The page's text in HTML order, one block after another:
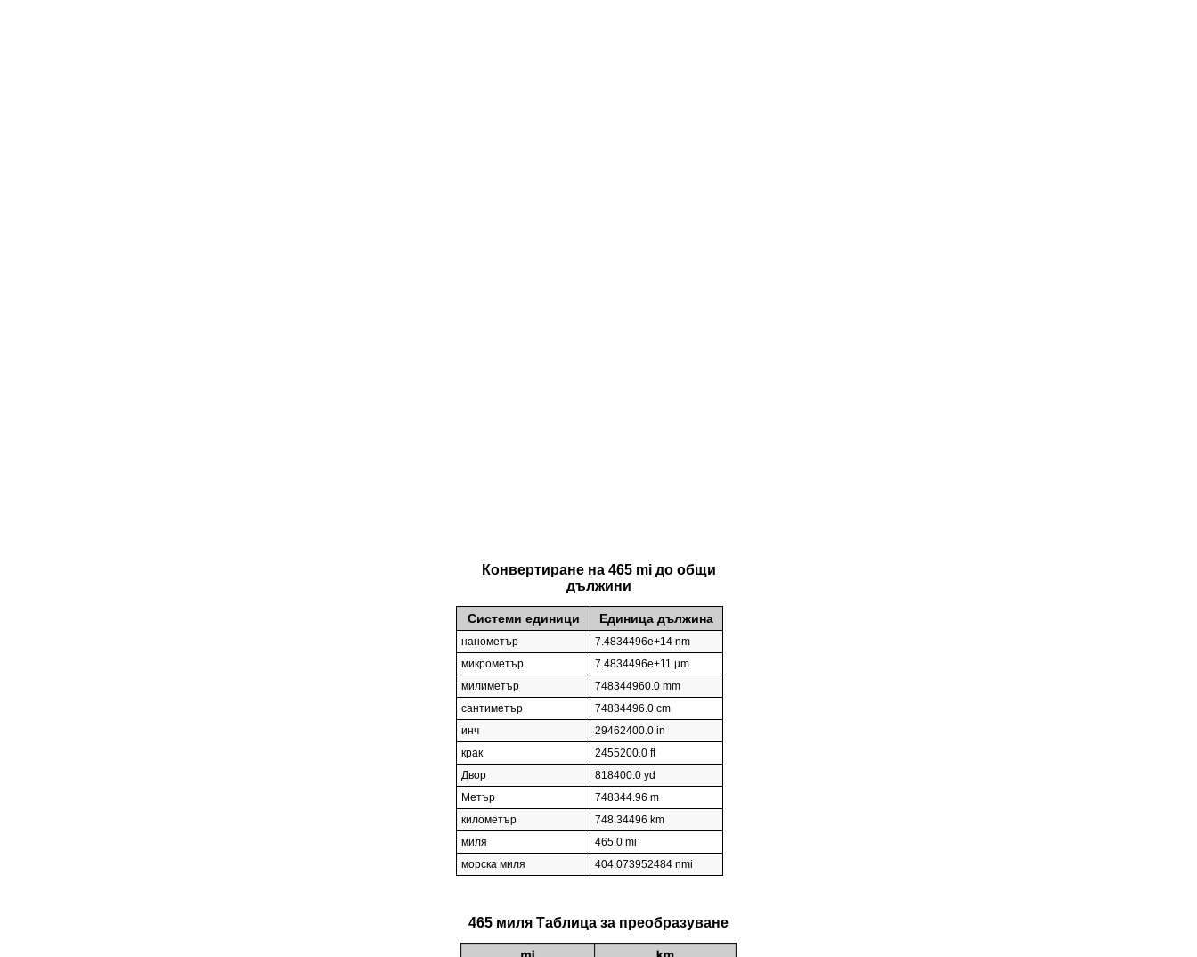
Конвертиране на 465 mi до общи
дължини
Системи единици Единица дължина
нанометър
7.4834496e+14 nm
микрометър
7.4834496e+11 µm
милиметър
748344960.0 mm
сантиметър
74834496.0 cm
инч
29462400.0 in
крак
2455200.0 ft
Двор
818400.0 yd
Метър
748344.96 m
километър
748.34496 km
миля
465.0 mi
морска миля
404.073952484 nmi
465 миля Таблица за преобразуване